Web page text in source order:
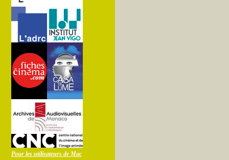
Pour les utilisateurs de Mac